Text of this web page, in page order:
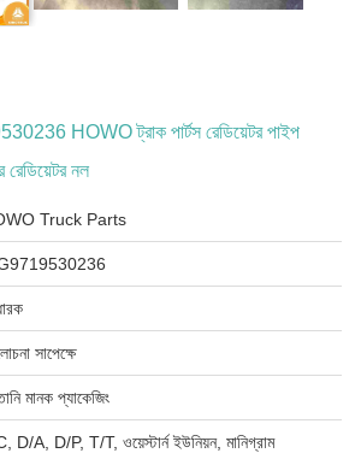
HOWO ট্রাক পার্টস রেডিয়েটর পাইপ
রেডিয়েটর নল
Truck Parts
সাপেক্ষে
মানক প্যাকেজিং
D/A, D/P, T/T, ওয়েস্টার্ন ইউনিয়ন, মানিগ্রাম